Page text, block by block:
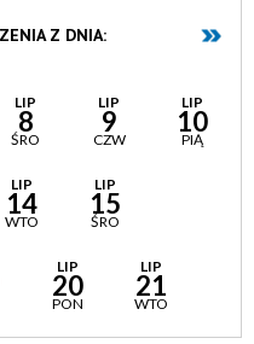
Z DNIA:
LIP
8
ŚRO
LIP
9
CZW
LIP
10
PIĄ
LIP
14
WTO
LIP
15
ŚRO
LIP
20
PON
LIP
21
WTO